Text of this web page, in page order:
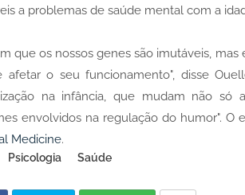
​​a problemas de saúde mental com a
que os nossos genes são imutáveis,
afetar o seu funcionamento", disse
na infância, que mudam não só
envolvidos na regulação do humor". O
Medicine.
Psicologia Saúde